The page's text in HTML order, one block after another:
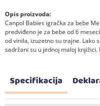
Opis proizvoda:
Canpol Babies igračka za bebe
predviđeno je za bebe od 6
od vinila, izuzetno su trajne. Lako
sadržani su u jednoj maloj knjižici.
Specifikacija